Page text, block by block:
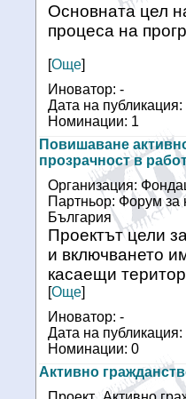
Основната цел
процеса на
[Още]
Иноватор: -
Дата на публикация:
Номинации: 1
Повишаване
прозрачност в
Oрганизация:
Партньор: Форум за
България
Проектът цели
и включването
касаещи
[Още]
Иноватор: -
Дата на публикация:
Номинации: 0
Активно